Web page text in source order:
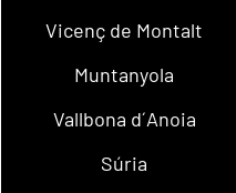
Vicenç de Montalt
Muntanyola
Vallbona d´Anoia
Súria